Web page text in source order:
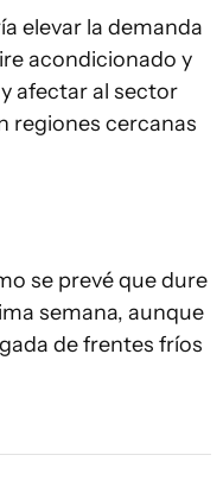
elevar la demanda
acondicionado y
afectar al sector
regiones cercanas
se prevé que dure
semana, aunque
de frentes fríos